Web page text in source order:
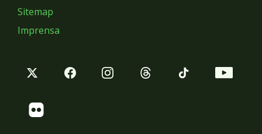
Sitemap
Imprensa